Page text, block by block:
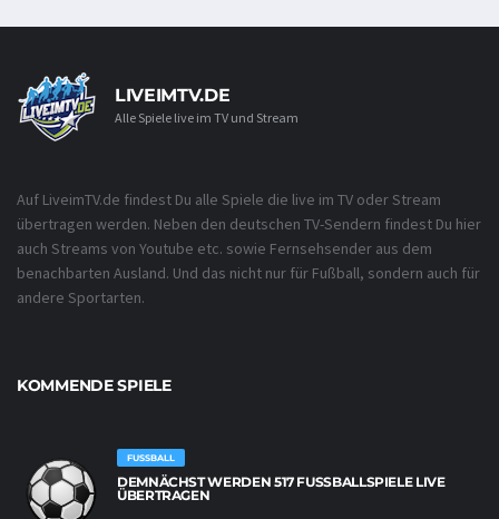
LIVEIMTV.DE
Alle Spiele live im TV und Stream
Auf LiveimTV.de findest Du alle Spiele die live im TV oder Stream
übertragen werden. Neben den deutschen TV-Sendern findest Du hier
auch Streams von Youtube etc. sowie Fernsehsender aus dem
benachbarten Ausland. Und das nicht nur für Fußball, sondern auch für
andere Sportarten.
KOMMENDE SPIELE
FUSSBALL
DEMNÄCHST WERDEN 517 FUSSBALLSPIELE LIVE Ü
BERTRAGEN